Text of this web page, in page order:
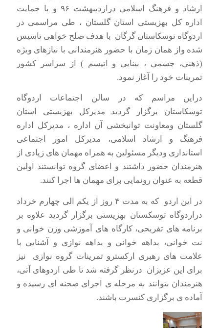
ارشاد و فرهنگ اسلامی دراردیبهشت ۹۶ و با حمایت
اداره کل بهزیستی استان گلستان ، طی مراسمی در
اردوگاه توسکاستان گرگان با هدف صلح خواهی تاسیس
شده واز همان زمان با حضور هنرمندانی با نیازهای ویژه
(ذهنی، جسمی ، بینایی و اتیسم ) از سراسر کشور
تمرینات خود را آغاز نمود.
دراین مراسم که در سالن اجتماعات اردوگاه
توسکاستان برگزار گردید مدیرکل بهزیستی استان
گلستان ومعاونت توانبخشی آن اداره ، مدیرکل اداره
فرهنگ و ارشاد اسلامی، مدیرکل امور اجتماعی
استانداری ودیگر مسئولین به همراه مهمان های زیادی از
هنرمندان حضور داشتند و اعضای گروه توانستند اولین
قطعه به عنوان رونمایی برای مهمان ها اجرا کنند.
در این اردو که به مدت ۴ روز از یکم الی چهارم خرداد
دراردوگاه توسکستان بهزیستی برگزار گردید علاوه بر
برنامه های تفریحی، کارگاه های آموزشی وزن خوانی و
نت خوانی، بداهه خوانی و بداهه نوازی و آشنایی با
علامت های رهبری ارکسترو تمرینات گروه نوازی نیز
برای این عزیزان درنظر گرفته شد تا طی اردوهای آتی،
هنرمندان بتوانند به مرحله ی اجرای صحنه ای رسیده و
آماده ی برگزاری کنسرت باشند.